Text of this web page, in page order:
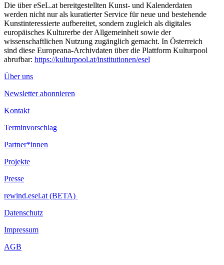
Die über eSeL.at bereitgestellten Kunst- und Kalenderdaten
werden nicht nur als kuratierter Service für neue und bestehende
Kunstinteressierte aufbereitet, sondern zugleich als digitales
europäisches Kulturerbe der Allgemeinheit sowie der
wissenschaftlichen Nutzung zugänglich gemacht. In Österreich
sind diese Europeana-Archivdaten über die Plattform Kulturpool
abrufbar: https://kulturpool.at/institutionen/esel
Über uns
Newsletter abonnieren
Kontakt
Terminvorschlag
Partner*innen
Projekte
Presse
rewind.esel.at (BETA)
Datenschutz
Impressum
AGB